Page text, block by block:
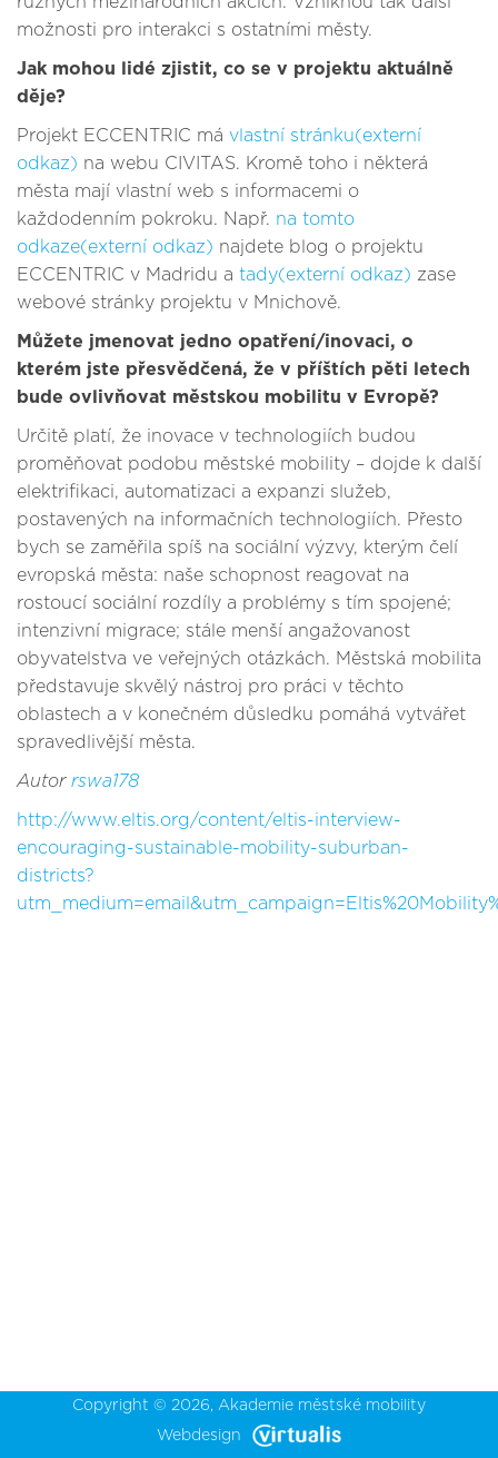
možnosti pro interakci s ostatními městy.
Jak mohou lidé zjistit, co se v projektu aktuálně
děje?
Projekt ECCENTRIC má vlastní stránku(externí
odkaz) na webu CIVITAS. Kromě toho i některá
města mají vlastní web s informacemi o
každodenním pokroku. Např. na tomto
odkaze(externí odkaz) najdete blog o projektu
ECCENTRIC v Madridu a tady(externí odkaz) zase
webové stránky projektu v Mnichově.
Můžete jmenovat jedno opatření/inovaci, o
kterém jste přesvědčená, že v příštích pěti letech
bude ovlivňovat městskou mobilitu v Evropě?
Určitě platí, že inovace v technologiích budou
proměňovat podobu městské mobility – dojde k další
elektrifikaci, automatizaci a expanzi služeb,
postavených na informačních technologiích. Přesto
bych se zaměřila spíš na sociální výzvy, kterým čelí
evropská města: naše schopnost reagovat na
rostoucí sociální rozdíly a problémy s tím spojené;
intenzivní migrace; stále menší angažovanost
obyvatelstva ve veřejných otázkách. Městská mobilita
představuje skvělý nástroj pro práci v těchto
oblastech a v konečném důsledku pomáhá vytvářet
spravedlivější města.
Autor rswa178
http://www.eltis.org/content/eltis-interview-
encouraging-sustainable-mobility-suburban-
districts?
Copyright © 2026, Akademie městské mobility
Webdesign